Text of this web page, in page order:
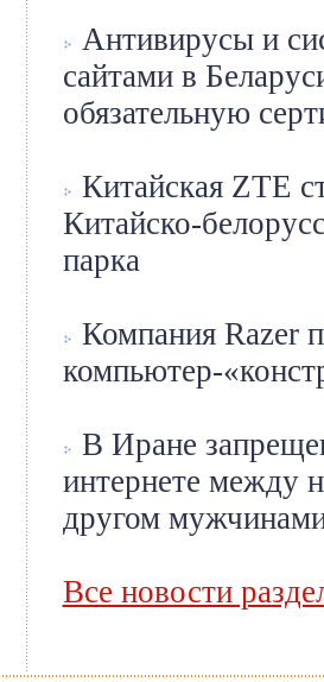
Антивирусы и
сайтами в
обязательную
Китайская ZTE
Китайско-
парка
Компания Razer
компьютер-
В Иране
интернете между
другом
Все новости